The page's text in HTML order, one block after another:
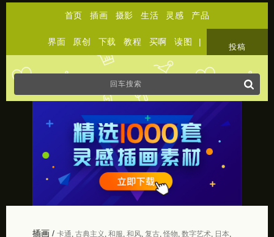
首页 插画 摄影 生活 灵感 产品
界面 原创 下载 教程 买啊 读图 |
投稿
插画/ 卡通 古典主义 和服 和风, 复古, 怪物 数字艺术, 日本,